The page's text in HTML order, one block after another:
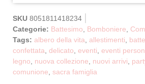
SKU 8051811418234
Categorie: Battesimo Bomboniere
Tags: albero della vita allestimenti
confettata delicato eventi eventi
legno
nuova collezione nuovi arrivi
comunione sacra famiglia